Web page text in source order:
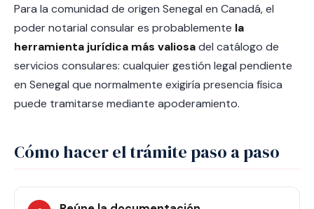
Para la comunidad de origen Senegal en Canadá, el
poder notarial consular es probablemente la
herramienta jurídica más valiosadel catálogo de
servicios consulares: cualquier gestión legal pendiente
en Senegal que normalmente exigiría presencia física
puede tramitarse mediante apoderamiento.
Cómo hacer el trámite paso a paso